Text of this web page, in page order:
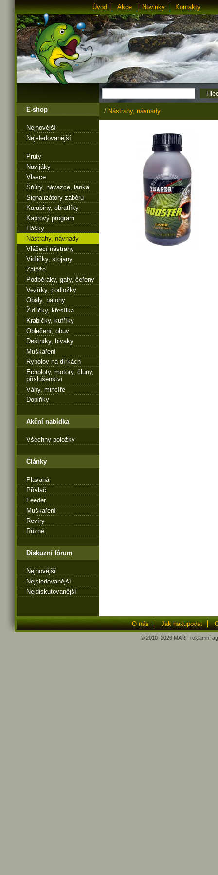
Úvod Akce Novinky Kontakty
E-shop
Nejnovější
Nejsledovanější
Pruty
Navijáky
Vlasce
Šňůry, návazce, lanka
Signalizátory záběru
Karabiny, obratlíky
Kaprový program
Háčky
Nástrahy, návnady
Vláčecí nástrahy
Vidličky, stojany
Zátěže
Podběráky, gafy, čeřeny
Vezírky, podložky
Obaly, batohy
Židličky, křesílka
Krabičky, kufříky
Oblečení, obuv
Deštníky, bivaky
Muškaření
Rybolov na dírkách
Echoloty, motory, čluny,
příslušenství
Váhy, mincíře
Doplňky
Akční nabídka
Všechny položky
Články
Plavaná
Přívlač
Feeder
Muškaření
Revíry
Různé
Diskuzní fórum
Nejnovější
Nejsledovanější
Nejdiskutovanější
/ Nástrahy, návnady
O nás Jak nakupovat
© 2010–2026 MARF reklamní